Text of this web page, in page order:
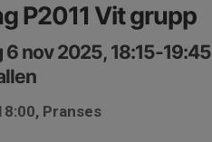
P2011 Vit grupp
6 nov 2025, 18:15-19:45
Pranses